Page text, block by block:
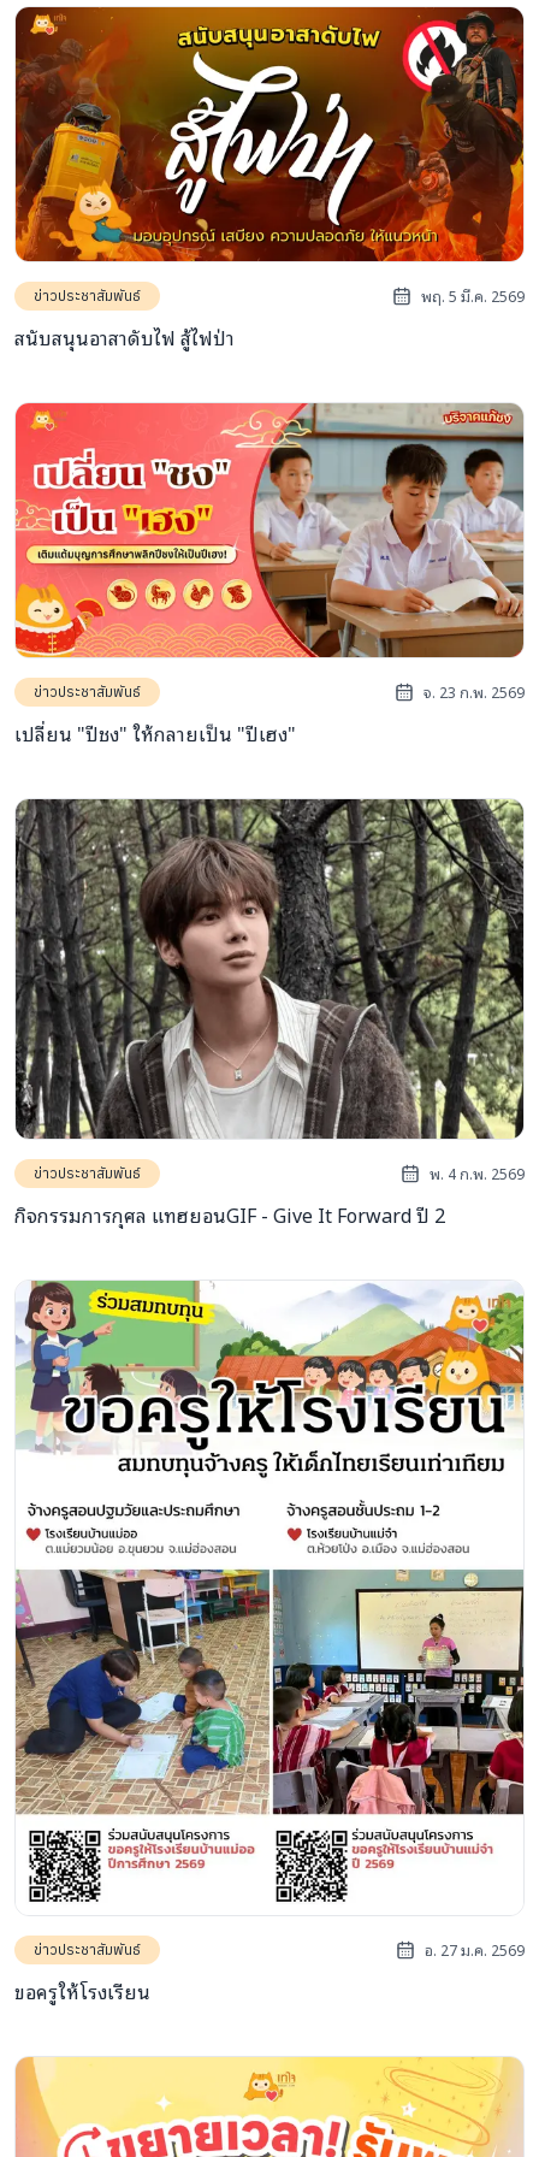
ข่าวประชาสัมพันธ์ พฤ. 5 มี.ค. 2569
สนับสนุนอาสาดับไฟ สู้ไฟป่า
ข่าวประชาสัมพันธ์ จ. 23 ก.พ. 2569
เปลี่ยน "ปีชง" ให้กลายเป็น "ปีเฮง"
ข่าวประชาสัมพันธ์ พ. 4 ก.พ. 2569
กิจกรรมการกุศล แทฮยอนGIF - Give It Forward ปี 2
ข่าวประชาสัมพันธ์ อ. 27 ม.ค. 2569
ขอครูให้โรงเรียน